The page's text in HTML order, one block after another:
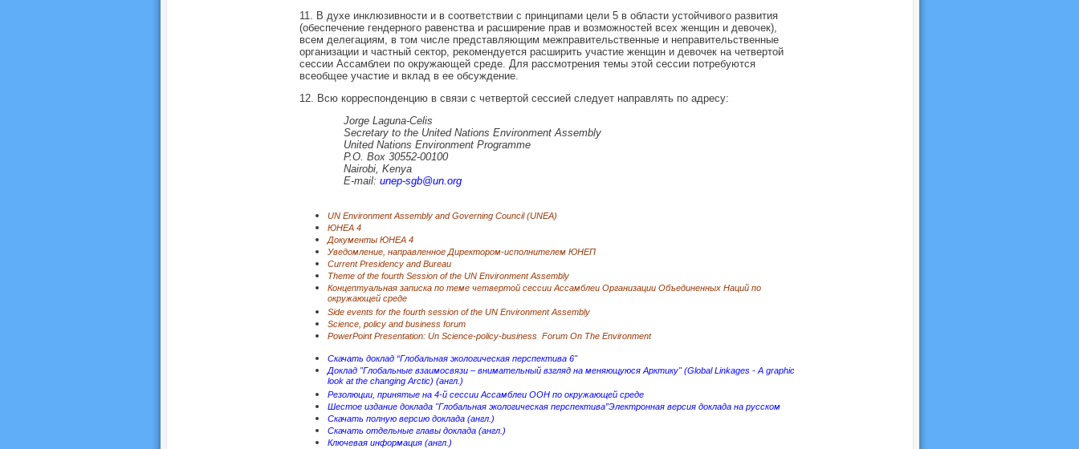
11. В духе инклюзивности и в соответствии с принципами цели 5 в области устойчивого развития
(обеспечение гендерного равенства и расширение прав и возможностей всех женщин и девочек),
всем делегациям, в том числе представляющим межправительственные и неправительственные
организации и частный сектор, рекомендуется расширить участие женщин и девочек на четвертой
сессии Ассамблеи по окружающей среде. Для рассмотрения темы этой сессии потребуются
всеобщее участие и вклад в ее обсуждение.
12. Всю корреспонденцию в связи с четвертой сессией следует направлять по адресу:
Jorge Laguna-Celis
Secretary to the United Nations Environment Assembly
United Nations Environment Programme
P.O. Box 30552-00100
Nairobi, Kenya
E-mail: unep-sgb@un.org
UN Environment Assembly and Governing Council (UNEA)
ЮНЕА 4
Документы ЮНЕА 4
Уведомление, направленное Директором-исполнителем ЮНЕП
Current Presidency and Bureau
Theme of the fourth Session of the UN Environment Assembly
Концептуальная записка по теме четвертой сессии Ассамблеи Организации Объединенных Наций по
окружающей среде
Side events for the fourth session of the UN Environment Assembly
Science, policy and business forum
PowerPoint Presentation: Un Science-policy-business Forum On The Environment
Скачать доклад “Глобальная экологическая перспектива 6"
Доклад "Глобальные взаимосвязи – внимательный взгляд на меняющуюся Арктику" (Global Linkages - A graphic
look at the changing Arctic) (англ.)
Резолюции, принятые на 4-й сессии Ассамблеи ООН по окружающей среде
Шестое издание доклада "Глобальная экологическая перспектива”Электронная версия доклада на русском
Скачать полную версию доклада (англ.)
Скачать отдельные главы доклада (англ.)
Ключевая информация (англ.)